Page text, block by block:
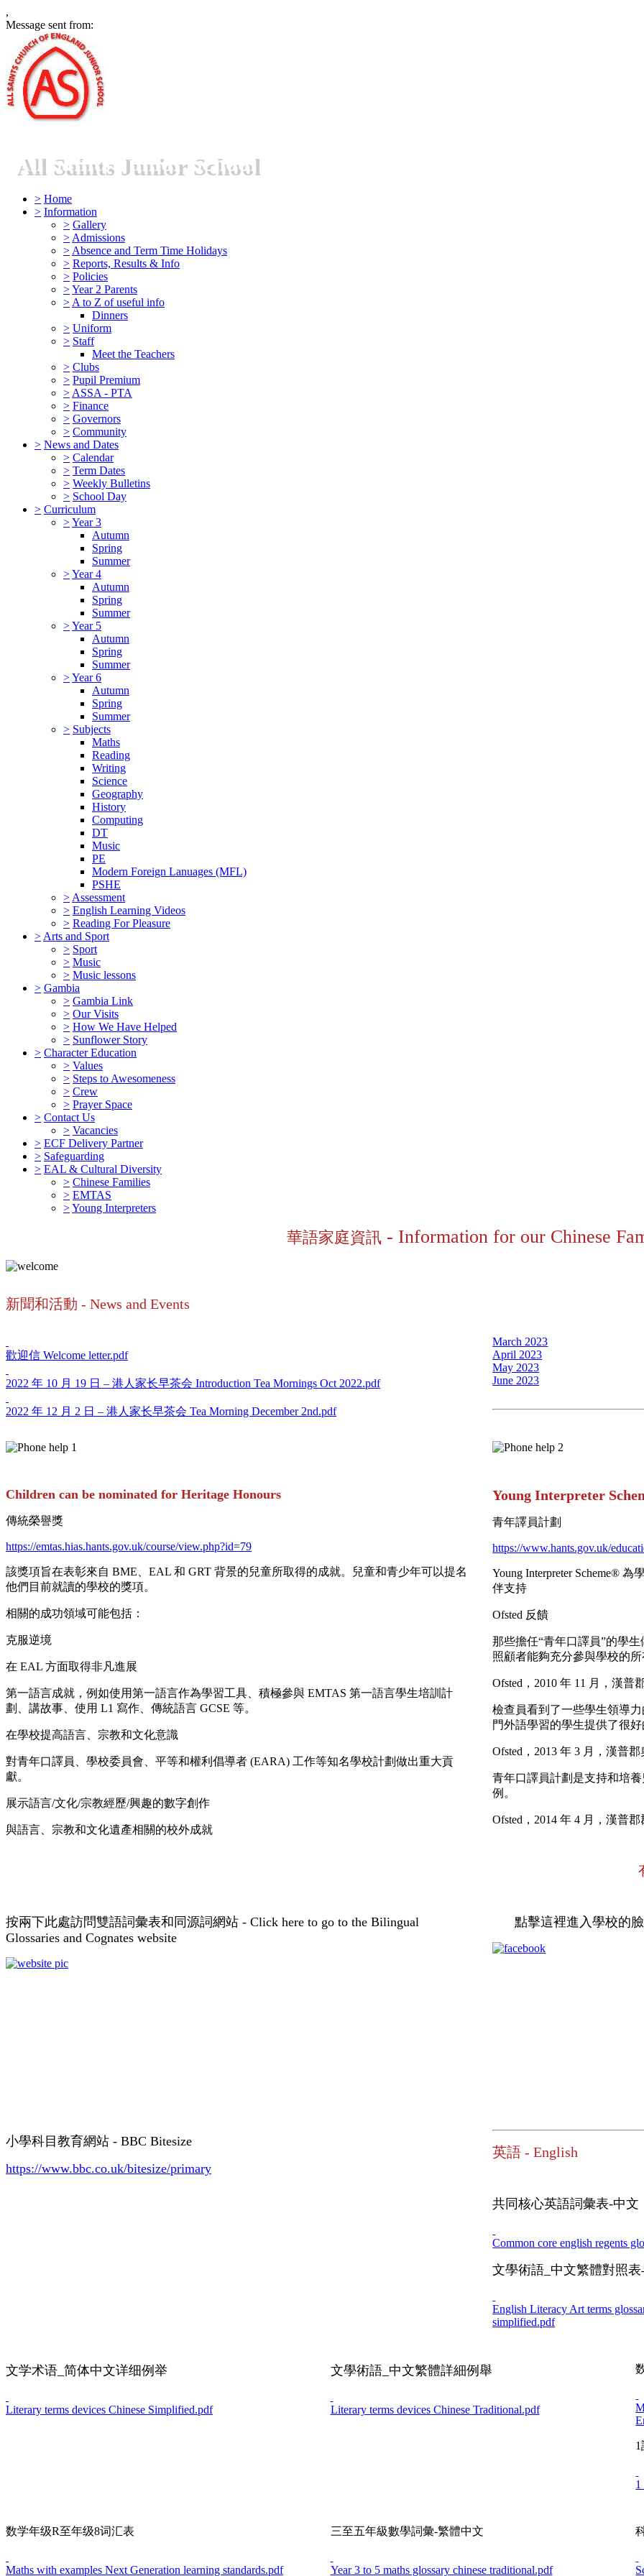
,
Message sent from:
All Saints Junior School
> Home
> Information
> Gallery
> Admissions
> Absence and Term Time Holidays
> Reports, Results & Info
> Policies
>Year 2 Parents
> A to Z of useful info
Dinners
> Uniform
> Staff
Meet the Teachers
> Clubs
> Pupil Premium
> ASSA - PTA
> Finance
> Governors
> Community
> News and Dates
> Calendar
> Term Dates
> Weekly Bulletins
> School Day
> Curriculum
>Year 3
Autumn
Spring
Summer
>Year 4
Autumn
Spring
Summer
>Year 5
Autumn
Spring
Summer
>Year 6
Autumn
Spring
Summer
> Subjects
Maths
Reading
Writing
Science
Geography
History
Computing
DT
Music
PE
Modern Foreign Lanuages (MFL)
PSHE
> Assessment
> English Learning Videos
> Reading For Pleasure
> Arts and Sport
> Sport
> Music
> Music lessons
> Gambia
> Gambia Link
> Our Visits
> How We Have Helped
> Sunflower Story
> Character Education
> Values
> Steps to Awesomeness
> Crew
> Prayer Space
> Contact Us
> Vacancies
> ECF Delivery Partner
> Safeguarding
> EAL & Cultural Diversity
> Chinese Families
> EMTAS
>Young Interpreters
華語家庭資訊 - Information for our Chinese
新聞和活動 - News and Events
歡迎信 Welcome letter.pdf
2022 年 10 月 19 日 – 港人家长早茶会 Introduction Tea Mornings Oct 2022.pdf
2022 年 12 月 2 日 – 港人家长早茶会 Tea Morning December 2nd.pdf
March 2023
April 2023
May 2023
June 2023
Children can be nominated for Heritage Honours
傳統榮譽獎
https://emtas.hias.hants.gov.uk/course/view.php?id=79
該獎項旨在表彰來自 BME、EAL 和 GRT 背景的兒童所取得的成就。兒童和青少年可以提名
他們目前就讀的學校的獎項。
相關的成功領域可能包括：
克服逆境
在 EAL 方面取得非凡進展
第一語言成就，例如使用第一語言作為學習工具、積極參與 EMTAS 第一語言學生培訓計
劃、講故事、使用 L1 寫作、傳統語言 GCSE 等。
在學校提高語言、宗教和文化意識
對青年口譯員、學校委員會、平等和權利倡導者 (EARA) 工作等知名學校計劃做出重大貢
獻。
展示語言/文化/宗教經歷/興趣的數字創作
與語言、宗教和文化遺產相關的校外成就
Young Interpreter
青年譯員計劃
https://www.hants.gov.uk/
Young Interpreter Scheme®
伴支持
Ofsted 反饋
那些擔任“青年口譯員”的學
照顧者能夠充分參與學校的所
Ofsted，2010 年 11 月，漢普
檢查員看到了一些學生領導
門外語學習的學生提供了很好
Ofsted，2013 年 3 月，漢普
青年口譯員計劃是支持和培
例。
Ofsted，2014 年 4 月，漢普郡
按兩下此處訪問雙語詞彙表和同源詞網站 - Click here to go to the Bilingual
Glossaries and Cognates website
小學科目教育網站 - BBC Bitesize
https://www.bbc.co.uk/bitesize/primary
點擊這裡進入學校的臉
英語 - English
共同核心英語詞彙表-中文
Common core english regents
文學術語_中文繁體對照
English Literacy Art terms
simplified.pdf
文学术语_简体中文详细例举
Literary terms devices Chinese Simplified.pdf
文學術語_中文繁體詳細例舉
Literary terms devices Chinese Traditional.pdf
1
数学年级R至年级8词汇表
Maths with examples Next Generation learning standards.pdf
三至五年級數學詞彙-繁體中文
Year 3 to 5 maths glossary chinese traditional.pdf